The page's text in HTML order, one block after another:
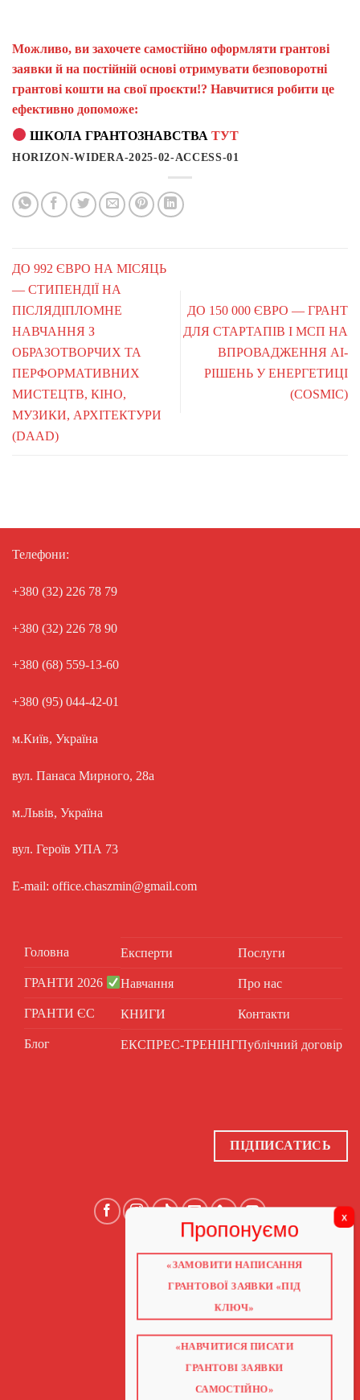
Можливо, ви захочете самостійно оформляти грантові
заявки й на постійній основі отримувати безповоротні
грантові кошти на свої проєкти!? Навчитися робити це
ефективно допоможе:
ШКОЛА ГРАНТОЗНАВСТВАТУТ
HORIZON-WIDERA-2025-02-ACCESS-01
ДО 992 ЄВРО НА МІСЯЦЬ
— СТИПЕНДІЇ НА
ПІСЛЯДІПЛОМНЕ
НАВЧАННЯ З
ОБРАЗОТВОРЧИХ ТА
ПЕРФОРМАТИВНИХ
МИСТЕЦТВ, КІНО,
МУЗИКИ, АРХІТЕКТУРИ
(DAAD)
ДО 150 000 ЄВРО — ГРАНТ
ДЛЯ СТАРТАПІВ І МСП НА
ВПРОВАДЖЕННЯ AI-
РІШЕНЬ У ЕНЕРГЕТИЦІ
(COSMIC)
Телефони:
+380 (32) 226 78 79
+380 (32) 226 78 90
+380 (68) 559-13-60
+380 (95) 044-42-01
м.Київ, Україна
вул. Панаса Мирного, 28а
м.Львів, Україна
вул. Героїв УПА 73
E-mail: office.chaszmin@gmail.com
Головна
ГРАНТИ 2026
ГРАНТИ ЄС
Блог
Експерти
Навчання
КНИГИ
ЕКСПРЕС-ТРЕНІНГ
Послуги
Про нас
Контакти
Публічний договір
ПІДПИСАТИСЬ
ГОЛОВНА
ГРАНТИ 2026
НАВЧАННЯ
КНИГИ
ВІДЕО ПРО ГРАНТИ
«ЗАМОВИТИ НАПИСАННЯ
ГРАНТОВОЇ ЗАЯВКИ «ПІД
КЛЮЧ»
«НАВЧИТИСЯ ПИСАТИ
ГРАНТОВІ ЗАЯВКИ
САМОСТІЙНО»